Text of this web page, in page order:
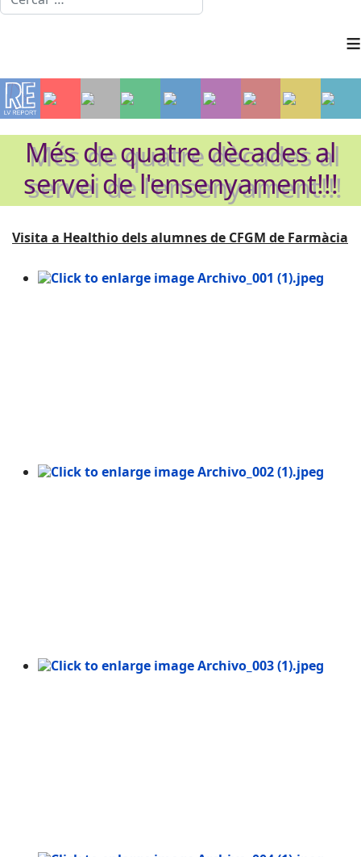
≡
Més de quatre dècades al
servei de l'ensenyament!!!
Visita a Healthio dels alumnes de CFGM de Farmàcia